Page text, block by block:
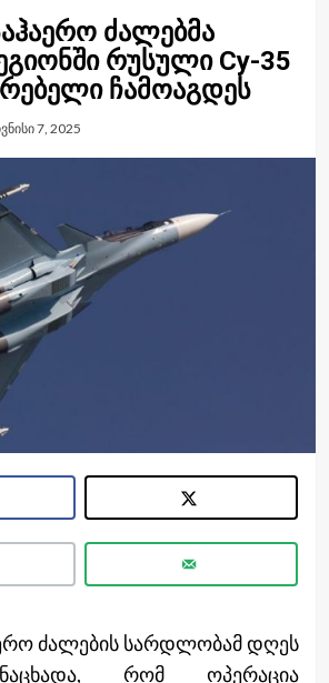
ძალებმა
რუსული Су-35
ჩამოაგდეს
7, 2025
ძალების სარდლობამ დღეს
რომ ოპერაცია